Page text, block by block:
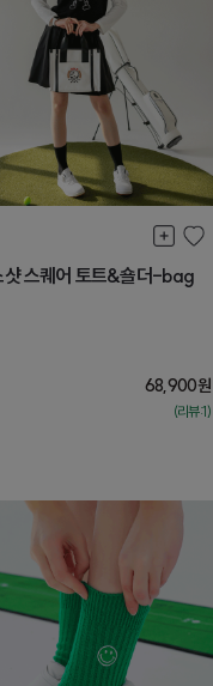
샷 스퀘어 토트&숄더-bag
68,900원
(리뷰:1)